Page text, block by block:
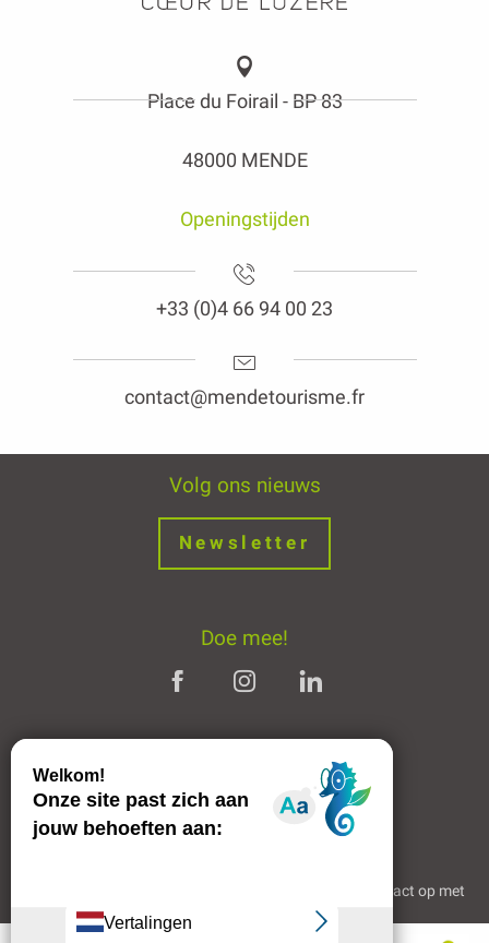
Place du Foirail - BP 83
48000 MENDE
Openingstijden
+33 (0)4 66 94 00 23
contact@mendetourisme.fr
Volg ons nieuws
Newsletter
Doe mee!
Partners en links
Neem contact op met